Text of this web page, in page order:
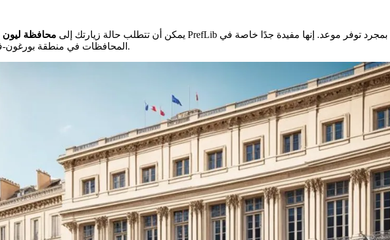
يمكن أن تتطلب حالة زيارتك إلى محافظة ليون
المحافظات في منطقة بورغون-فرانش كومتي، التي غالبًا ما تكون مزدحمة.